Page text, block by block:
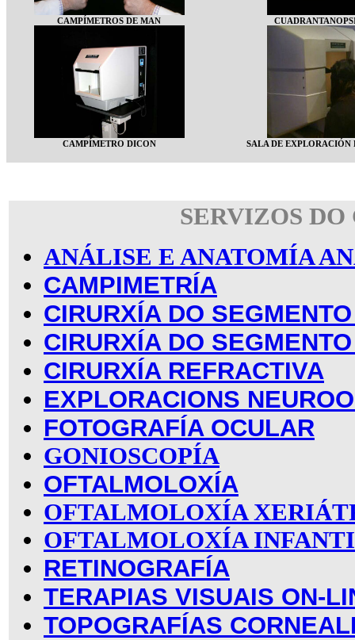
CAMPÍMETROS DE MAN
CAMPÍMETRO DICON SALA DE EXPLORACIÓN
SERVIZOS DO
ANÁLISE E ANATOMÍA
CAMPIMETRÍA
CIRURXÍA DO
CIRURXÍA DO
CIRURXÍA REFRACTIVA
EXPLORACIONS
FOTOGRAFÍA OCULAR
GONIOSCOPÍA
OFTALMOLOXÍA
OFTALMOLOXÍA
OFTALMOLOXÍA
RETINOGRAFÍA
TERAPIAS VISUAIS ON-
TOPOGRAFÍAS